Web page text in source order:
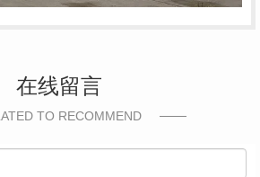
在线留言
TO RECOMMEND